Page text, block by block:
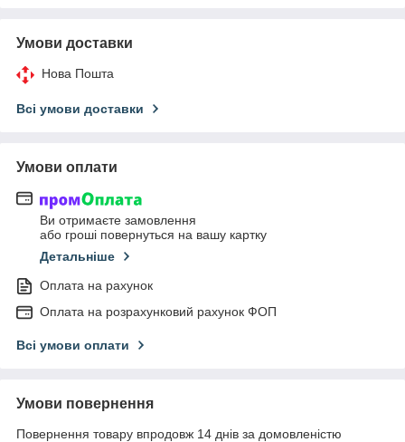
Умови доставки
Нова Пошта
Всі умови доставки
Умови оплати
Ви отримаєте замовлення
або гроші повернуться на вашу картку
Детальніше
Оплата на рахунок
Оплата на розрахунковий рахунок ФОП
Всі умови оплати
Умови повернення
Повернення товару впродовж 14 днів за домовленістю